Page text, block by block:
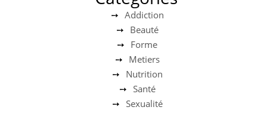
Addiction
Beauté
Forme
Metiers
Nutrition
Santé
Sexualité